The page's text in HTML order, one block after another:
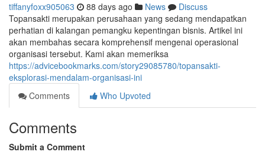
tiffanyfoxx905063 88 days ago News
Discuss
Topansakti merupakan perusahaan yang sedang mendapatkan
perhatian di kalangan pemangku kepentingan bisnis. Artikel ini
akan membahas secara komprehensif mengenai operasional
organisasi tersebut. Kami akan memeriksa
https://advicebookmarks.com/story29085780/topansakti-
eksplorasi-mendalam-organisasi-ini
Comments
Who Upvoted
Comments
Submit a Comment